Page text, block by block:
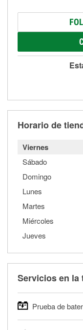
Horario de
Viernes
Sábado
Domingo
Lunes
Martes
Miércoles
Jueves
Servicios en la
Prueba de